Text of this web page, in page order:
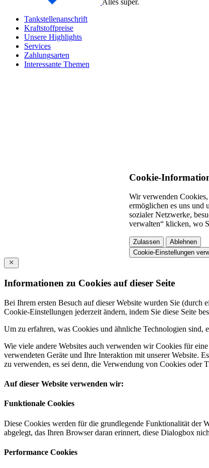
Alles super.
Tankstellenanschrift
Kraftstoffpreise
Unsere Highlights
Services
Zahlungsarten
Interessante Themen
Cookie-
Wir verwenden
ermöglichen es uns und
sozialer Netzwerke,
verwalten“ klicken, wo
Zulassen
Ablehnen
Cookie-Einstellungen
Informationen zu Cookies auf dieser Seite
Bei Ihrem ersten Besuch auf dieser Website wurden Sie
Cookie-Einstellungen jederzeit ändern, indem Sie diese Seite
Um zu erfahren, was Cookies und ähnliche Technologien sind,
Wie viele andere Websites auch verwenden wir Cookies für
verwendeten Geräte und Ihre Interaktion mit unserer Website.
zu verwenden, es sei denn, die Verwendung von Cookies
Auf dieser Website verwenden wir:
Funktionale Cookies
Diese Cookies werden für die grundlegende Funktionalität der
abgelegt, das Ihren Browser daran erinnert, diese Dialogbox
Performance Cookies